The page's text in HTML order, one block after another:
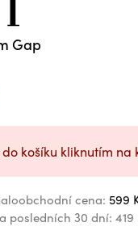
Gap
do košíku kliknutím na
cena: 599
posledních 30 dní: 419